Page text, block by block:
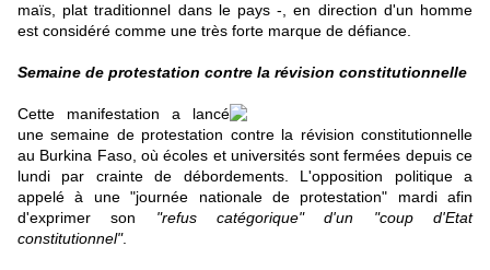
maïs, plat traditionnel dans le pays -, en direction d'un homme
est considéré comme une très forte marque de défiance.
Semaine de protestation contre la révision constitutionnelle
Cette manifestation a lancé
une semaine de protestation contre la révision constitutionnelle
au Burkina Faso, où écoles et universités sont fermées depuis ce
lundi par crainte de débordements. L'opposition politique a
appelé à une "journée nationale de protestation" mardi afin
d'exprimer son "refus catégorique" d'un "coup d'Etat
constitutionnel".